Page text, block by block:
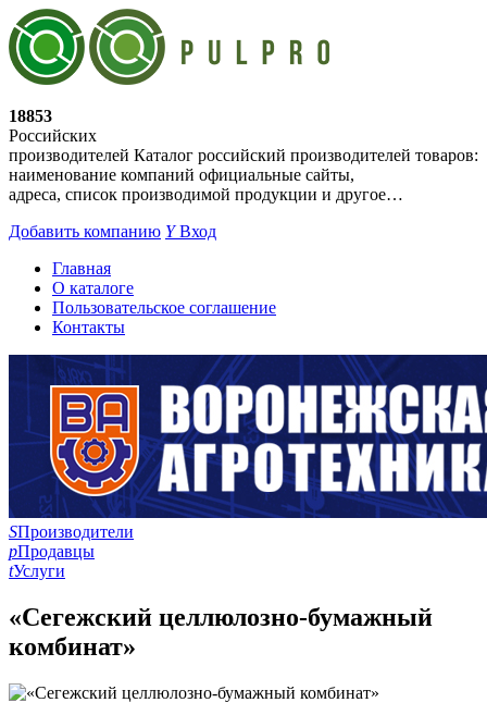
18853
Российских
производителей Каталог российский производителей товаров:
наименование компаний официальные сайты,
адреса, список производимой продукции и другое…
Добавить компанию YВход
Главная
О каталоге
Пользовательское соглашение
Контакты
SПроизводители
pПродавцы
tУслуги
«Сегежский целлюлозно-бумажный
комбинат»